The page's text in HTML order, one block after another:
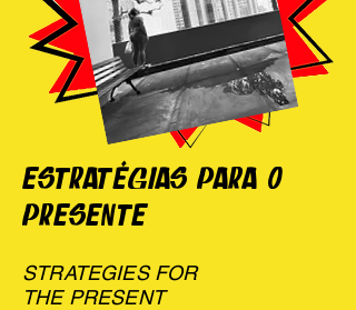
ESTRATÉGIAS PARA O
PRESENTE
STRATEGIES FOR
THE PRESENT